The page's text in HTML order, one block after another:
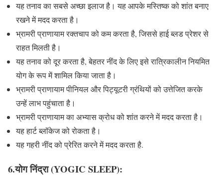
यह तनाव का सबसे अच्छा इलाज है। यह आपके मस्तिष्क को शांत बनाए
रखने में मदद करता है।
भ्रामरी प्राणायाम रक्तचाप को कम करता है, जिससे हाई ब्लड प्रेशर से
राहत मिलती है।
यह तनाव को दूर करता है, बेहतर नींद के लिए इसे रात्रिकालीन नियमित
योग के रूप में शामिल किया जाता है।
भ्रामरी प्राणायाम पीनियल और पिट्यूटरी ग्रंथियों को उत्तेजित करके
उन्हें लाभ पहुंचाता है।
भ्रामरी प्राणायाम का अभ्यास क्रोध को शांत करने में मदद करता है।
यह हार्ट ब्लॉकेज को रोकता है।
यह गहरी नींद को प्रेरित करने में मदद करता है.
6.योग निंद्रा (YOGIC SLEEP):